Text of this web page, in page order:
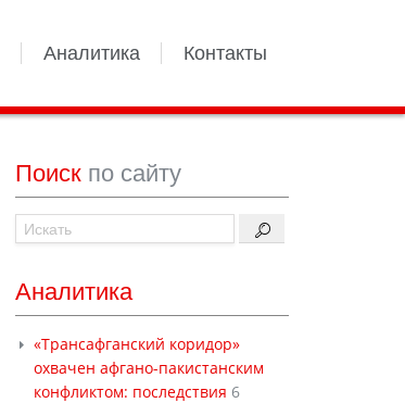
Аналитика Контакты
Поиск по сайту
Аналитика
«Трансафганский коридор»
охвачен афгано-пакистанским
конфликтом: последствия 6